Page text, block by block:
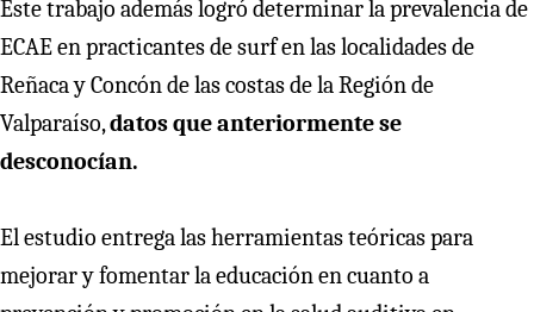
Este trabajo además logró determinar la prevalencia de
ECAE en practicantes de surf en las localidades de
Reñaca y Concón de las costas de la Región de
Valparaíso,datos que anteriormente se
desconocían.
El estudio entrega las herramientas teóricas para
mejorar y fomentar la educación en cuanto a